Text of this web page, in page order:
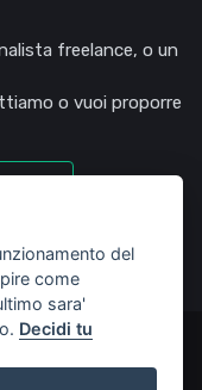
freelance, o un
o vuoi proporre
diritti sono riservati,
del
come
sara'
Decidi tu